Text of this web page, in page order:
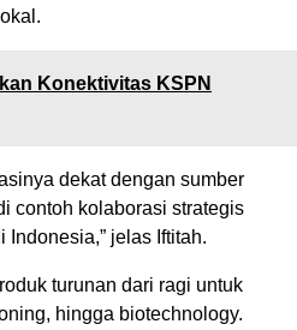
Konektivitas KSPN
dekat dengan sumber
contoh kolaborasi strategis
jelas Iftitah.
turunan dari ragi untuk
hingga biotechnology.